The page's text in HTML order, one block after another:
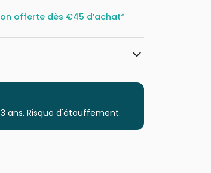
offerte dès €45 d’achat*
pour Adultes (500 à 48.000
ans. Risque d'étouffement.